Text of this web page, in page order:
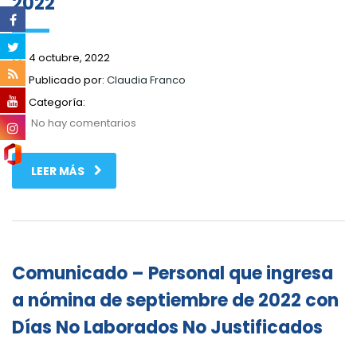
4 octubre, 2022
Publicado por: Claudia Franco
Categoría:
No hay comentarios
LEER MÁS
Comunicado – Personal que ingresa
a nómina de septiembre de 2022 con
Días No Laborados No Justificados